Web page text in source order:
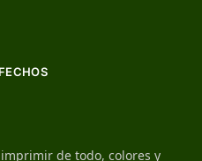
de todo, colores y